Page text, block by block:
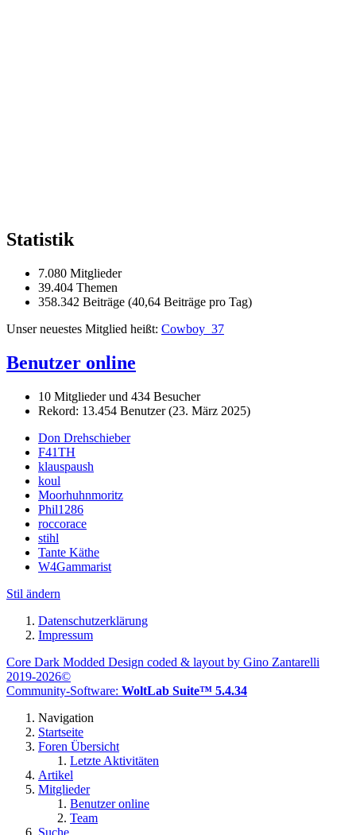
Statistik
7.080 Mitglieder
39.404 Themen
358.342 Beiträge (40,64 Beiträge pro Tag)
Unser neuestes Mitglied heißt: Cowboy_37
Benutzer online
10 Mitglieder und 434 Besucher
Rekord: 13.454 Benutzer (23. März 2025)
Don Drehschieber
F41TH
klauspaush
koul
Moorhuhnmoritz
Phil1286
roccorace
stihl
Tante Käthe
W4Gammarist
Stil ändern
Datenschutzerklärung
Impressum
Core Dark Modded Design coded & layout by Gino Zantarelli
2019-2026©
Community-Software: WoltLab Suite™ 5.4.34
Navigation
Startseite
Foren Übersicht
Letzte Aktivitäten
Artikel
Mitglieder
Benutzer online
Team
Suche